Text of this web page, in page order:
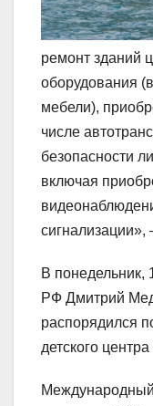
ремонт зданий
оборудования
мебели),
числе
безопасности
включая
В понедельник,
РФ Дмитрий
распорядился
детского